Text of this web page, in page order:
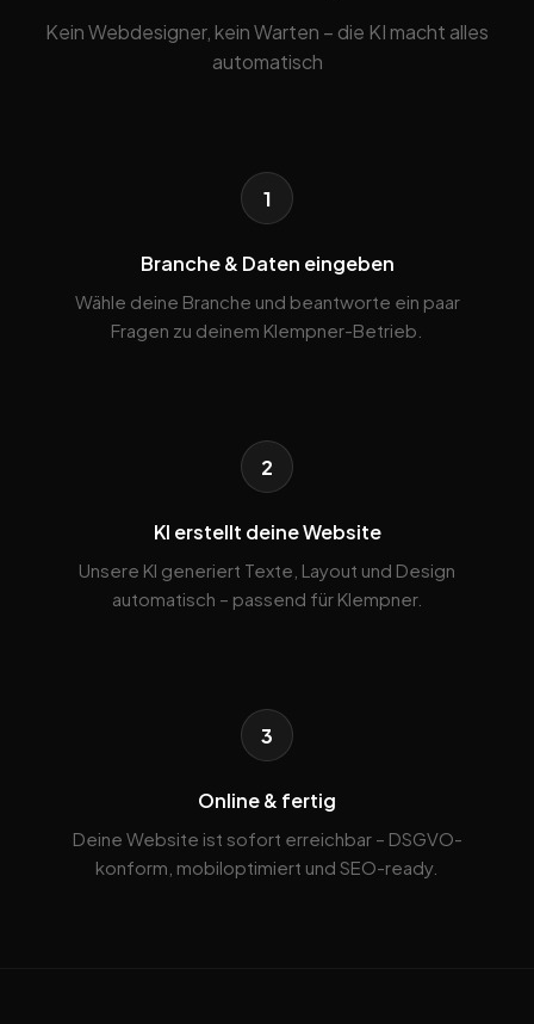
Kein Webdesigner, kein Warten – die KI macht alles
automatisch
1
Branche & Daten eingeben
Wähle deine Branche und beantworte ein paar
Fragen zu deinem Klempner-Betrieb.
2
KI erstellt deine Website
Unsere KI generiert Texte, Layout und Design
automatisch – passend für Klempner.
3
Online & fertig
Deine Website ist sofort erreichbar – DSGVO-
konform, mobiloptimiert und SEO-ready.